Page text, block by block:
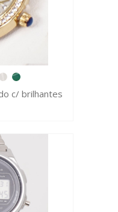
c/ brilhantes